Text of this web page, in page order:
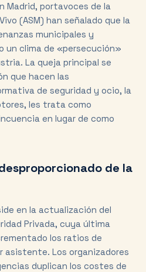
Madrid, portavoces de la
(ASM) han señalado que la
municipales y
un clima de «persecución»
La queja principal se
que hacen las
de seguridad y ocio, la
les trata como
en lugar de como
de la
en la actualización del
Privada, cuya última
los ratios de
asistente. Los organizadores
duplican los costes de